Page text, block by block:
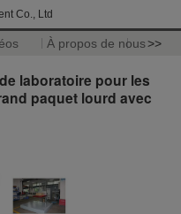
Co., Ltd
À propos de nous>>
laboratoire pour les
paquet lourd avec